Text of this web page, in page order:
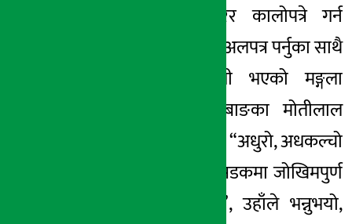
सडक विस्तार गरेर कालोपत्रे गर्न
सञ्चालित आयोजना अलपत्र पर्नुका साथै
नागरिकलाई सास्ती भएको मङ्गला
गाउँपालिका-२ रणबाङका मोतीलाल
शर्माले बताउनुभयो । “अधुरो, अधकल्चो
हिलाम्मे र धुलाम्मे सडकमा जोखिमपुर्ण
यात्रा गर्नुपरेको छ”, उहाँले भन्नुभयो,